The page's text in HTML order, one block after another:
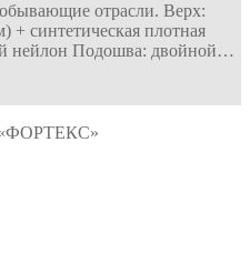
отрасли. Верх:
+ синтетическая плотная
нейлон Подошва: двойной…
«ФОРТЕКС»